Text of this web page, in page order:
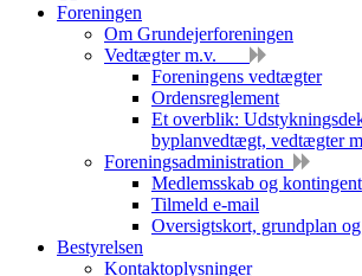
Foreningen
Om Grundejerforeningen
Vedtægter m.v.
Foreningens vedtægter
Ordensreglement
Et overblik:
byplanvedtægt, vedtægter
Foreningsadministration
Medlemsskab og kontingent
Tilmeld e-mail
Oversigtskort, grundplan
Bestyrelsen
Kontaktoplysninger